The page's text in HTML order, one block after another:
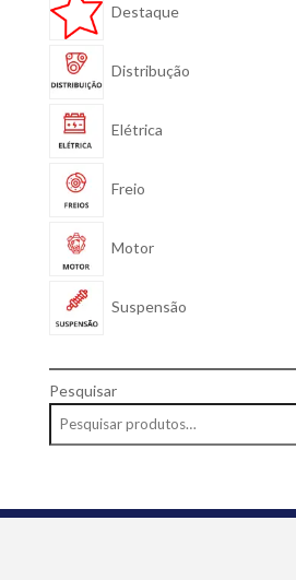
Destaque
Distribução
Elétrica
Freio
Motor
Suspensão
Pesquisar